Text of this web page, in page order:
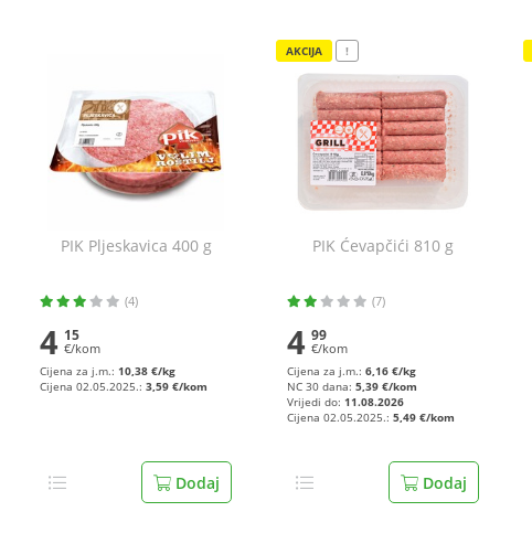
PIK Pljeskavica 400 g
(4)
4 15
€/kom
Cijena za j.m.: 10,38 €/kg
Cijena 02.05.2025.: 3,59 €/kom
Dodaj
AKCIJA !
PIK Ćevapčići 810 g
(7)
4 99
€/kom
Cijena za j.m.: 6,16 €/kg
NC 30 dana: 5,39 €/kom
Vrijedi do: 11.08.2026
Cijena 02.05.2025.: 5,49 €/kom
Dodaj